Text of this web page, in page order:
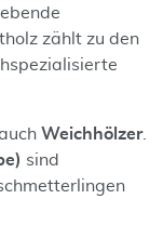
zählt zu den
Weichhölzer.
sind